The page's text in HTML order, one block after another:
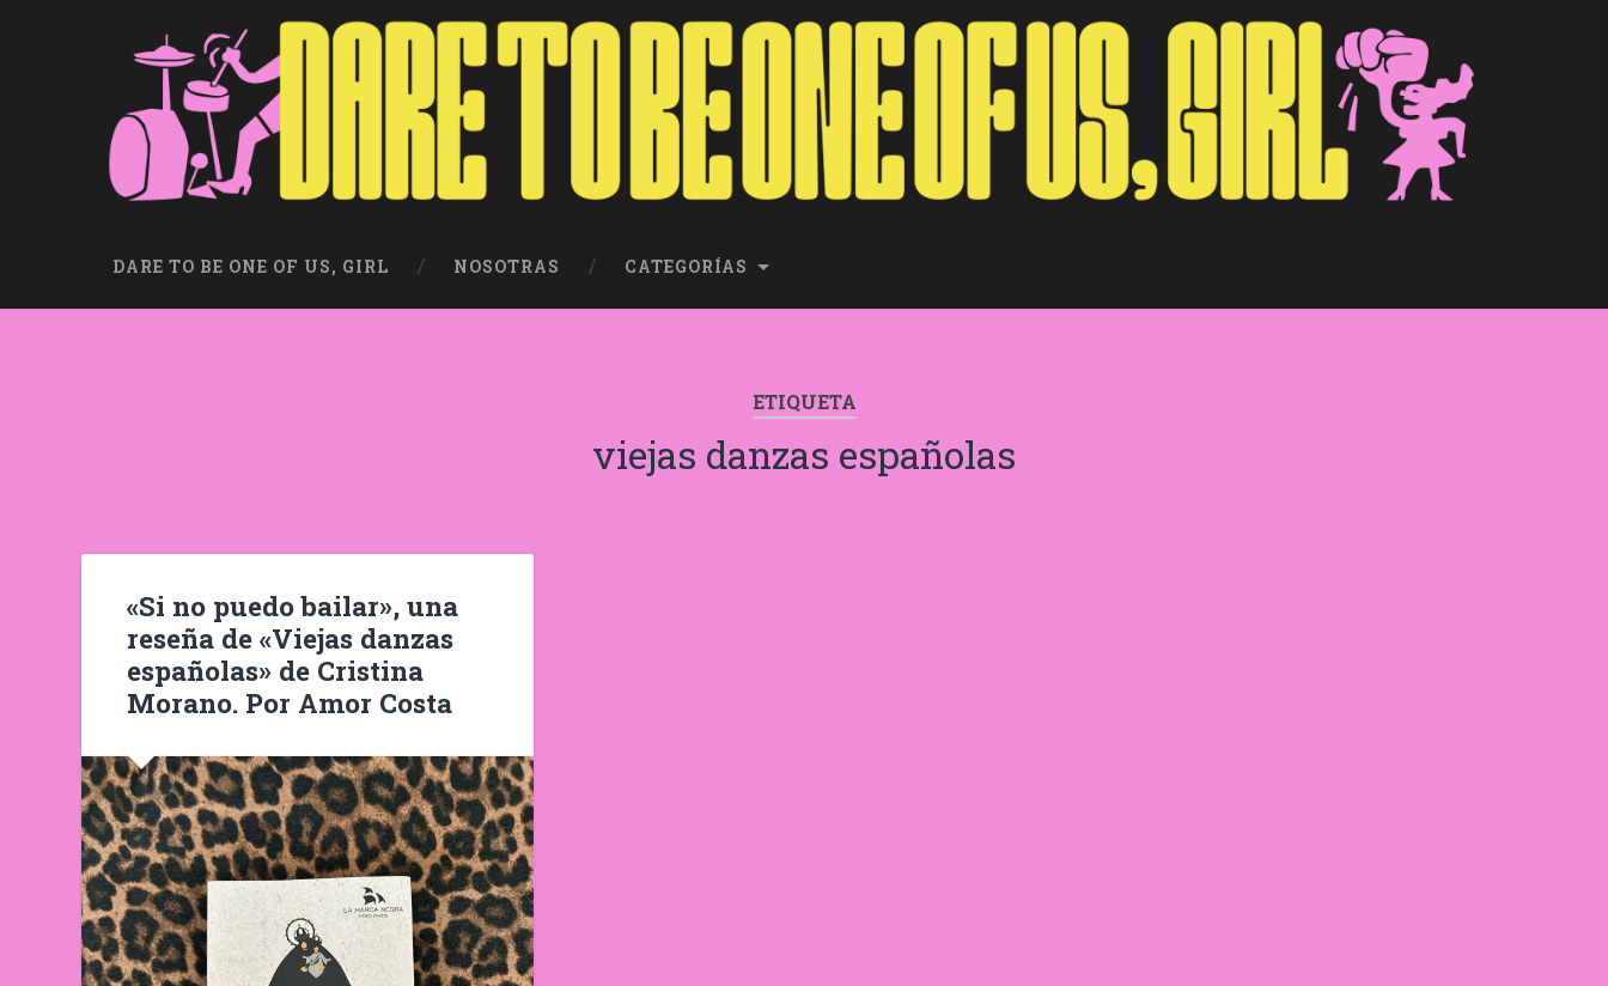
DARE TO BE ONE OF US, GIRL NOSOTRAS CATEGORÍAS
ETIQUETA
viejas danzas españolas
«Si no puedo bailar», una
reseña de «Viejas danzas
españolas» de Cristina
Morano. Por Amor Costa